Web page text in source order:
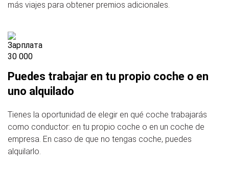
más viajes para obtener premios adicionales.
Puedes trabajar en tu propio coche o en
uno alquilado
Tienes la oportunidad de elegir en qué coche trabajarás
como conductor: en tu propio coche o en un coche de
empresa. En caso de que no tengas coche, puedes
alquilarlo.